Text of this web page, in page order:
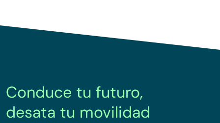
Conduce tu futuro,
desata tu movilidad